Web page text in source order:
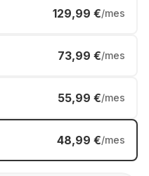
129,99 €/mes
73,99 €/mes
55,99 €/mes
48,99 €/mes